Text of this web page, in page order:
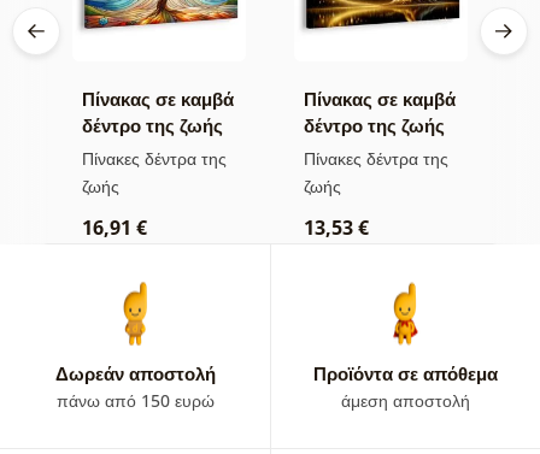
Πίνακας σε καμβά
δέντρο της ζωής
σε πολύχρωμο
βιτρό
Πίνακες δέντρα της
ζωής
16,91 €
Πίνακας σε καμβά
δέντρο της ζωής
χρυσή μαγεία
Πίνακες δέντρα της
ζωής
13,53 €
Δωρεάν αποστολή
πάνω από 150 ευρώ
Προϊόντα σε απόθεμα
άμεση αποστολή